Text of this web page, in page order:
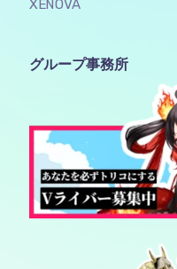
XENOVA
グループ事務所